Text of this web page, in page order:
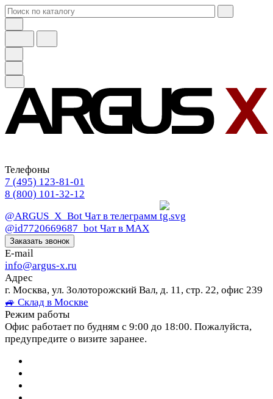
Телефоны
7 (495) 123-81-01
8 (800) 101-32-12
@ARGUS_X_Bot Чат в телеграмм
@id7720669687_bot Чат в МАХ
Заказать звонок
E-mail
info@argus-x.ru
Адрес
г. Москва, ул. Золоторожский Вал, д. 11, стр. 22, офис 239
🚙 Склад в Москве
Режим работы
Офис работает по будням с 9:00 до 18:00. Пожалуйста,
предупредите о визите заранее.